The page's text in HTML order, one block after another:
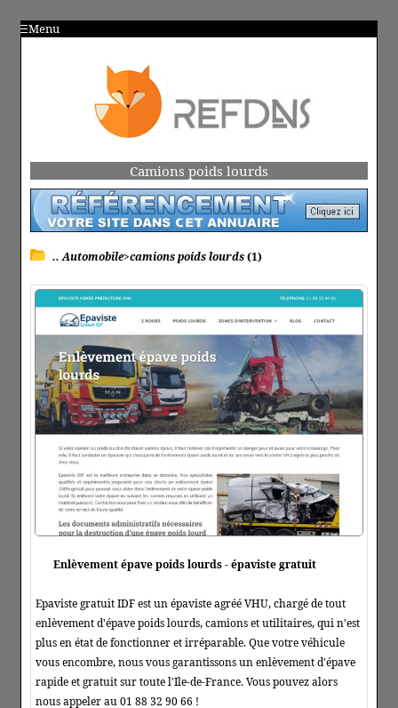
Menu
Camions poids lourds
.. Automobile>camions poids lourds(1)
Enlèvement épave poids lourds - épaviste gratuit
Epaviste gratuit IDF est un épaviste agréé VHU, chargé de tout
enlèvement d'épave poids lourds, camions et utilitaires, qui n'est
plus en état de fonctionner et irréparable. Que votre véhicule
vous encombre, nous vous garantissons un enlèvement d'épave
rapide et gratuit sur toute l'Ile-de-France. Vous pouvez alors
nous appeler au 01 88 32 90 66 !